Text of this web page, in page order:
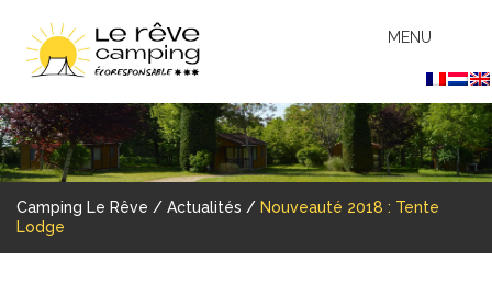
MENU
Camping Le Rêve / Actualités / Nouveauté 2018 : Tente
Lodge